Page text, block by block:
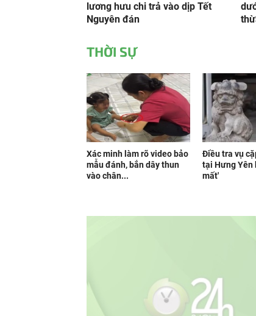
lương hưu chi trả vào dịp Tết
Nguyên đán
THỜI SỰ
Xác minh làm rõ video bảo
mẫu đánh, bắn dây thun
vào chân...
Điều tra vụ
tại Hưng Yên
mất'